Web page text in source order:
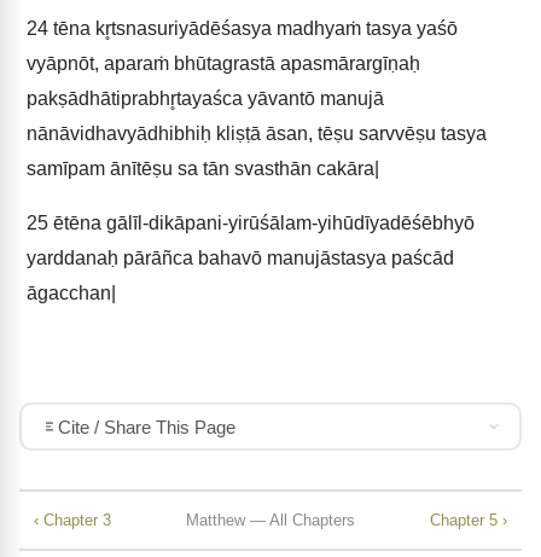
24 tēna kr̥tsnasuriyādēśasya madhyaṁ tasya yaśō
vyāpnōt, aparaṁ bhūtagrastā apasmārargīṇaḥ
pakṣādhātiprabhr̥tayaśca yāvantō manujā
nānāvidhavyādhibhiḥ kliṣṭā āsan, tēṣu sarvvēṣu tasya
samīpam ānītēṣu sa tān svasthān cakāra|
25 ētēna gālīl-dikāpani-yirūśālam-yihūdīyadēśēbhyō
yarddanaḥ pārāñca bahavō manujāstasya paścād
āgacchan|
Cite / Share This Page
‹ Chapter 3 Matthew — All Chapters Chapter 5 ›